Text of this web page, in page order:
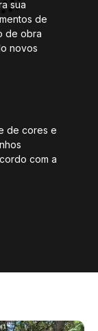
sua
de
de obra
novos
de cores e
com a